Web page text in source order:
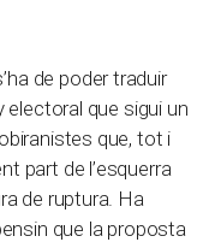
de poder traduir
que sigui un
que, tot i
part de l’esquerra
de ruptura. Ha
que la proposta